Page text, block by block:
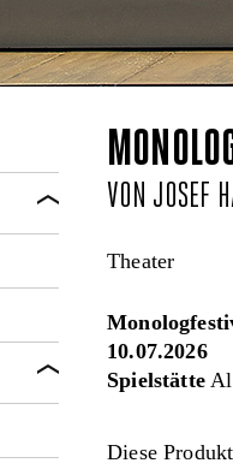
VON JOSEF
Theater
10.07.2026
Spielstätte
Diese